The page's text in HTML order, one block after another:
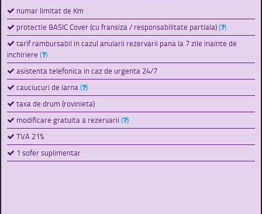
numar limitat de Km
protectie BASIC Cover (cu fransiza / responsabilitate partiala)( )
tarif rambursabil in cazul anularii rezervarii pana la 7 zile inainte de
inchiriere( )
asistenta telefonica in caz de urgenta 24/7
cauciucuri de iarna( )
taxa de drum (rovinieta)
modificare gratuita a rezervarii( )
TVA 21%
1 sofer suplimentar